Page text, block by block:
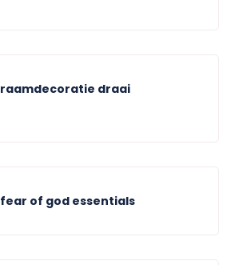
raamdecoratie draai
fear of god essentials